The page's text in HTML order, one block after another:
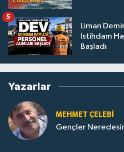
Liman
İstihdam
Başladı
5
Yazarlar
MEHMET ÇELEBI
Gençler